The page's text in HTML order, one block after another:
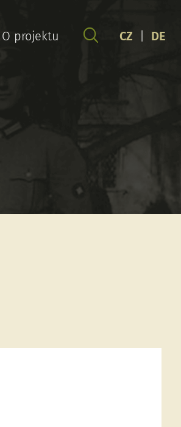
O projektu CZ DE